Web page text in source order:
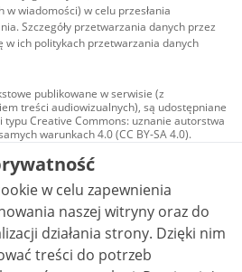
wiadomości) w celu przesłania
Szczegóły przetwarzania danych przez
w ich politykach przetwarzania danych
publikowane w serwisie (z
treści audiowizualnych), są udostępniane
typu Creative Commons: uznanie autorstwa
warunkach 4.0 (CC BY-SA 4.0).
audiowizualne, w tym zdjęcia, materiały
są udostępniane na licencji typu
uznanie autorstwa użycie
- bez utworów zależnych 4.0 (CC BY-
o ile nie jest to stwierdzone inaczej.
w celu zapewnienia
naszej witryny oraz do
strony. Dzięki nim
treści do potrzeb